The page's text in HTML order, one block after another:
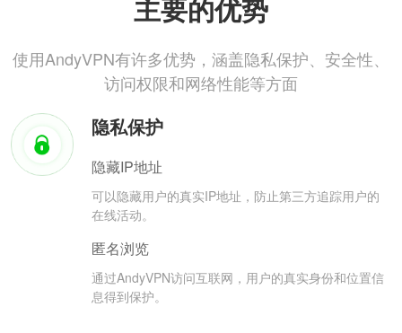
主要的优势
使用AndyVPN有许多优势，涵盖隐私保护、安全性、
访问权限和网络性能等方面
隐私保护
隐藏IP地址
可以隐藏用户的真实IP地址，防止第三方追踪用户的
在线活动。
匿名浏览
通过AndyVPN访问互联网，用户的真实身份和位置信
息得到保护。